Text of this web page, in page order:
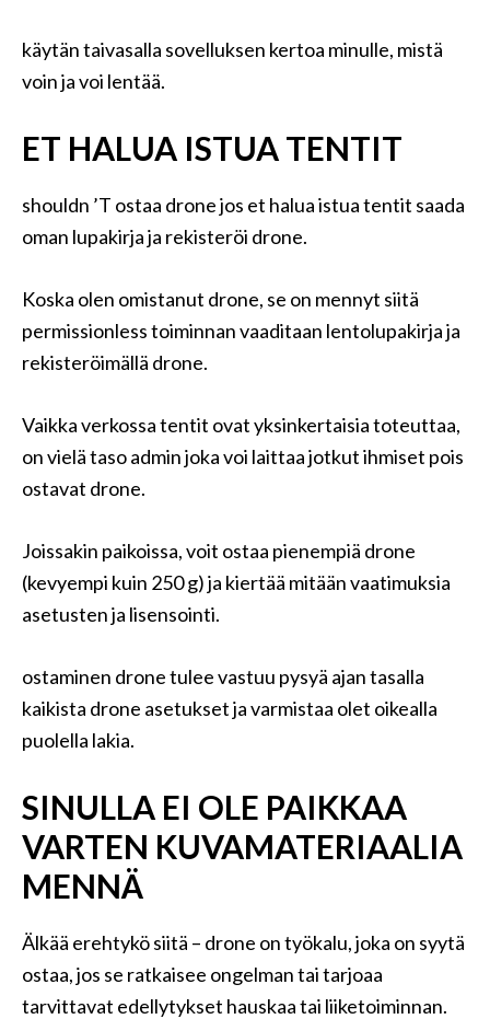
käytän taivasalla sovelluksen kertoa minulle, mistä
voin ja voi lentää.
ET HALUA ISTUA TENTIT
shouldn ’T ostaa drone jos et halua istua tentit saada
oman lupakirja ja rekisteröi drone.
Koska olen omistanut drone, se on mennyt siitä
permissionless toiminnan vaaditaan lentolupakirja ja
rekisteröimällä drone.
Vaikka verkossa tentit ovat yksinkertaisia ​​toteuttaa,
on vielä taso admin joka voi laittaa jotkut ihmiset pois
ostavat drone.
Joissakin paikoissa, voit ostaa pienempiä drone
(kevyempi kuin 250 g) ja kiertää mitään vaatimuksia
asetusten ja lisensointi.
ostaminen drone tulee vastuu pysyä ajan tasalla
kaikista drone asetukset ja varmistaa olet oikealla
puolella lakia.
SINULLA EI OLE PAIKKAA
VARTEN KUVAMATERIAALIA
MENNÄ
Älkää erehtykö siitä – drone on työkalu, joka on syytä
ostaa, jos se ratkaisee ongelman tai tarjoaa
tarvittavat edellytykset hauskaa tai liiketoiminnan.